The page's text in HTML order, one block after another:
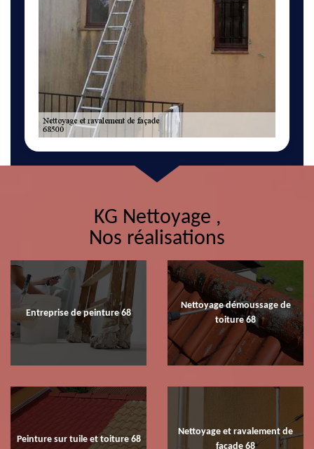
KG Nettoyage ,
Nos réalisations
Entreprise de peinture 68
Nettoyage démoussage de
toiture 68
Peinture sur tuile et toiture 68
Nettoyage et ravalement de
façade 68